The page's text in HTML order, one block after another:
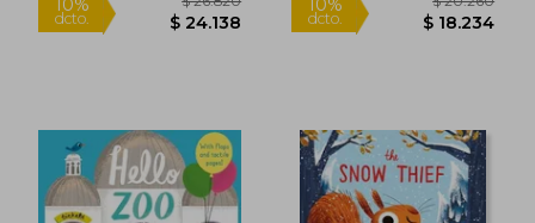
10%
dcto.
$ 26.820
$ 24.138
10%
dcto.
$
$